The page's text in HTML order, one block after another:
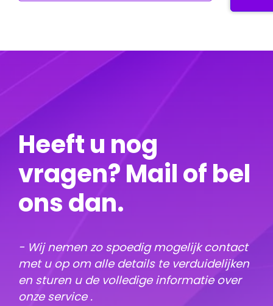
Heeft u nog
vragen? Mail of bel
ons dan.
- Wij nemen zo spoedig mogelijk contact
met u op om alle details te verduidelijken
en sturen u de volledige informatie over
onze service .